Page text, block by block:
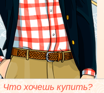
Что хочешь купить?